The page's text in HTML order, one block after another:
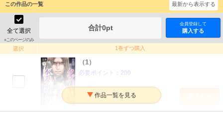
作者 司萌
ジャンル ヒューマンドラマ
掲載誌
DPNブックス
この作品の一覧
全て選択
※このページのみ
合計0pt 会員登録して
購入する
選択 1巻ずつ購入
最新から表示する
（1）
必要ポイント： 200